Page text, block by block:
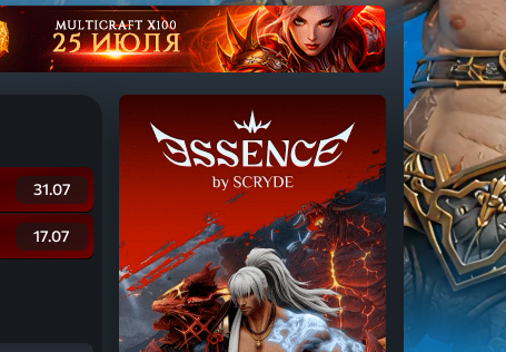
31.07
17.07